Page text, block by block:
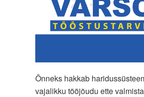
Õnneks hakkab
vajalikku tööjõudu ette